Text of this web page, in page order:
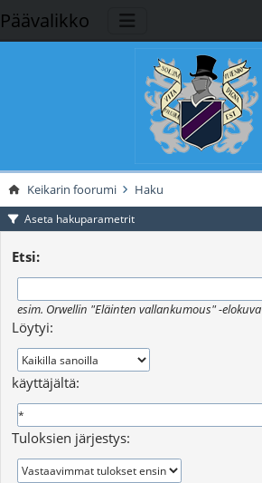
Päävalikko
Keikarin foorumi Haku
Aseta hakuparametrit
Etsi:
esim. Orwellin "Eläinten vallankumous" -elokuva
Löytyi:
käyttäjältä:
Tuloksien järjestys: